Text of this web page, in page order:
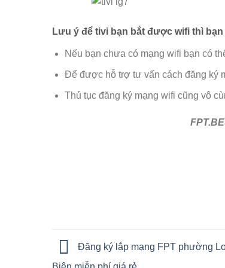
Lưu ý để tivi bạn bắt được wifi thì
Nếu bạn chưa có mạng wifi bạn có
Để được hỗ trợ tư vấn cách đăng ký
Thủ tục đăng ký mạng wifi cũng vô
Đăng ký lắp mạng FPT phường